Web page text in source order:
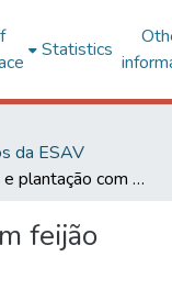
Statistics
da ESAV
Pesquisa e plantação com feijão preto adubado
feijão